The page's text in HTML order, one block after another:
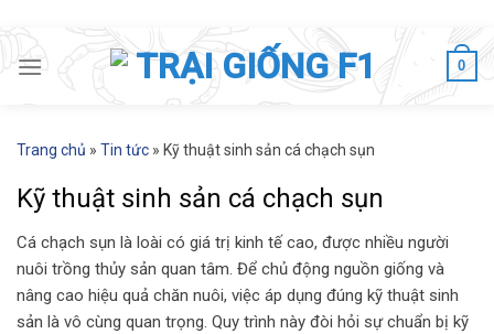
content
0
Trang chủ » Tin tức » Kỹ thuật sinh sản cá chạch sụn
Kỹ thuật sinh sản cá chạch sụn
Cá chạch sụn là loài có giá trị kinh tế cao, được nhiều người
nuôi trồng thủy sản quan tâm. Để chủ động nguồn giống và
nâng cao hiệu quả chăn nuôi, việc áp dụng đúng kỹ thuật sinh
sản là vô cùng quan trọng. Quy trình này đòi hỏi sự chuẩn bị kỹ